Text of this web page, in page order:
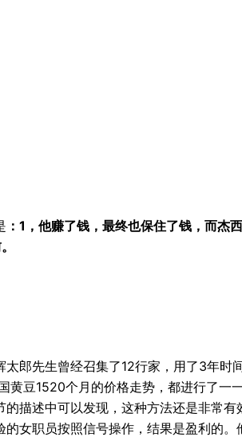
：1，他赚了钱，最终也保住了钱，而杰
郎先生曾经召集了12行家，用了3年时
黄豆1520个月的价格走势，都进行了一
描述中可以发现，这种方法还是非常有
女职员按照信号操作，结果是盈利的。